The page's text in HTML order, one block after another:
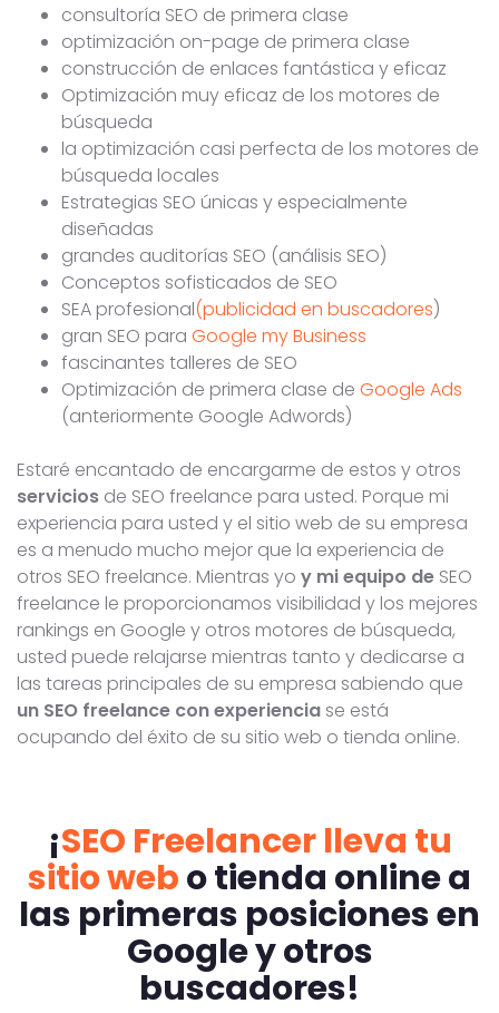
consultoría SEO de primera clase
optimización on-page de primera clase
construcción de enlaces fantástica y eficaz
Optimización muy eficaz de los motores de
búsqueda
la optimización casi perfecta de los motores de
búsqueda locales
Estrategias SEO únicas y especialmente
diseñadas
grandes auditorías SEO (análisis SEO)
Conceptos sofisticados de SEO
SEA profesional(publicidad en buscadores)
gran SEO para Google my Business
fascinantes talleres de SEO
Optimización de primera clase de Google Ads
(anteriormente Google Adwords)
Estaré encantado de encargarme de estos y otros
servicios de SEO freelance para usted. Porque mi
experiencia para usted y el sitio web de su empresa
es a menudo mucho mejor que la experiencia de
otros SEO freelance. Mientras yo y mi equipo de SEO
freelance le proporcionamos visibilidad y los mejores
rankings en Google y otros motores de búsqueda,
usted puede relajarse mientras tanto y dedicarse a
las tareas principales de su empresa sabiendo que
un SEO freelance con experiencia se está
ocupando del éxito de su sitio web o tienda online.
¡SEO Freelancer lleva tu
sitio webo tienda online a
las primeras posiciones en
Google y otros
buscadores!